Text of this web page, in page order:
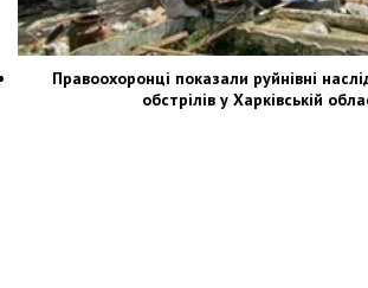
Правоохоронці показали руйнівні
обстрілів у Харківській